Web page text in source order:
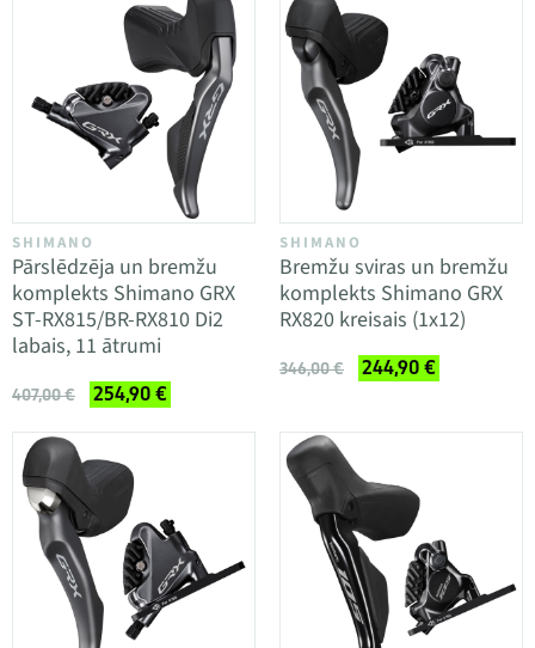
SHIMANO
Pārslēdzēja un bremžu
komplekts Shimano GRX
ST-RX815/BR-RX810 Di2
labais, 11 ātrumi
407,00 € 254,90 €
SHIMANO
Bremžu sviras un bremžu
komplekts Shimano GRX
RX820 kreisais (1x12)
346,00 € 244,90 €